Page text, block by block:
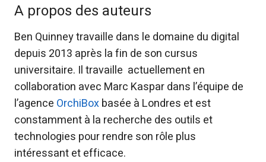
A propos des auteurs
Ben Quinney travaille dans le domaine du digital
depuis 2013 après la fin de son cursus
universitaire. Il travaille actuellement en
collaboration avec Marc Kaspar dans l’équipe de
l’agence OrchiBoxbasée à Londres et est
constamment à la recherche des outils et
technologies pour rendre son rôle plus
intéressant et efficace.